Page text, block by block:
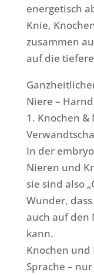
energetisch
Knie,
zusammen
auf die
Niere –
1. Knochen
In der
Nieren und
sie sind also
Wunder,
auch auf den
kann.
Knochen
Sprache –